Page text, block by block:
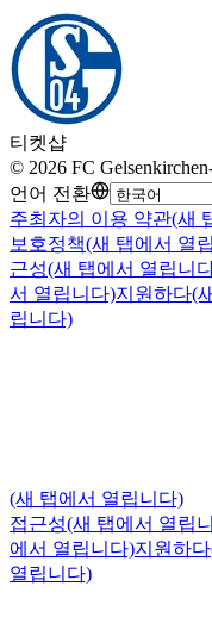
티켓샵
© 2026 FC
언어 전환
주최자의 이용 약관(새
보호정책(새 탭에서 열
근성(새 탭에서 열립니
서 열립니다)지원하다(
립니다)
(새 탭에서 열립니다)
접근성(새 탭에서 열립
에서 열립니다)지원하다
열립니다)